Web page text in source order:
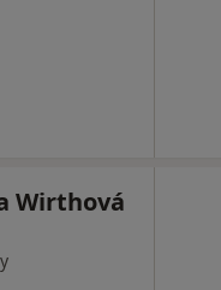
Wirthová